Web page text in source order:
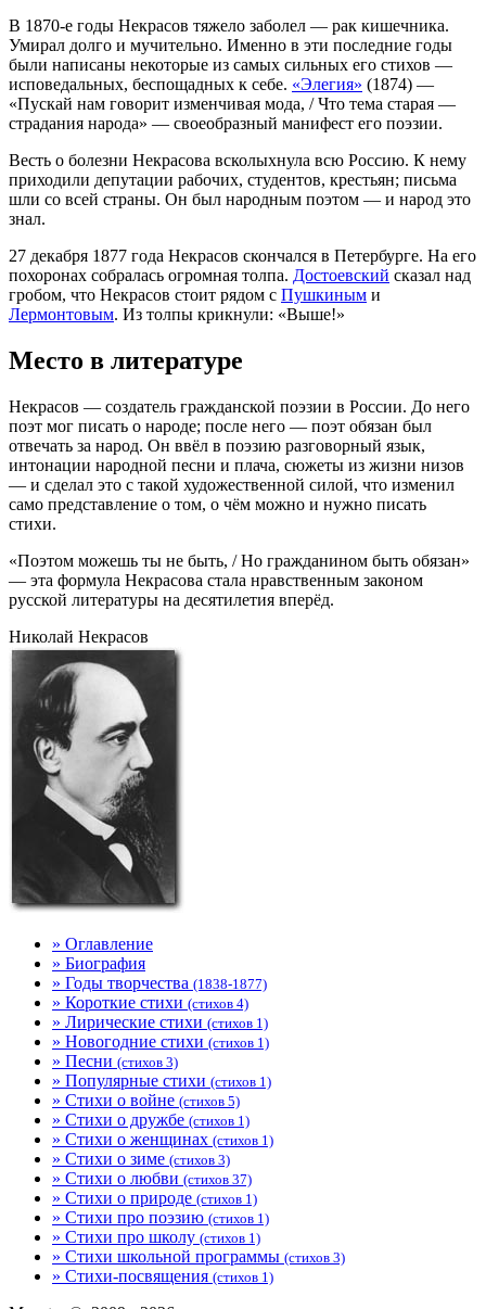
В 1870-е годы Некрасов тяжело заболел — рак кишечника.
Умирал долго и мучительно. Именно в эти последние годы
были написаны некоторые из самых сильных его стихов —
исповедальных, беспощадных к себе. «Элегия» (1874) —
«Пускай нам говорит изменчивая мода, / Что тема старая —
страдания народа» — своеобразный манифест его поэзии.
Весть о болезни Некрасова всколыхнула всю Россию. К нему
приходили депутации рабочих, студентов, крестьян; письма
шли со всей страны. Он был народным поэтом — и народ это
знал.
27 декабря 1877 года Некрасов скончался в Петербурге. На его
похоронах собралась огромная толпа. Достоевский сказал над
гробом, что Некрасов стоит рядом с Пушкиным и
Лермонтовым. Из толпы крикнули: «Выше!»
Место в литературе
Некрасов — создатель гражданской поэзии в России. До него
поэт мог писать о народе; после него — поэт обязан был
отвечать за народ. Он ввёл в поэзию разговорный язык,
интонации народной песни и плача, сюжеты из жизни низов
— и сделал это с такой художественной силой, что изменил
само представление о том, о чём можно и нужно писать
стихи.
«Поэтом можешь ты не быть, / Но гражданином быть обязан»
— эта формула Некрасова стала нравственным законом
русской литературы на десятилетия вперёд.
Николай Некрасов
» Оглавление
» Биография
» Годы творчества (1838-1877)
» Короткие стихи (стихов 4)
» Лирические стихи (стихов 1)
» Новогодние стихи (стихов 1)
» Песни (стихов 3)
» Популярные стихи (стихов 1)
» Стихи о войне (стихов 5)
» Стихи о дружбе (стихов 1)
» Стихи о женщинах (стихов 1)
» Стихи о зиме (стихов 3)
» Стихи о любви (стихов 37)
» Стихи о природе (стихов 1)
» Стихи про поэзию (стихов 1)
» Стихи про школу (стихов 1)
» Стихи школьной программы (стихов 3)
» Стихи-посвящения (стихов 1)